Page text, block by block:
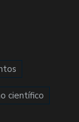
científico